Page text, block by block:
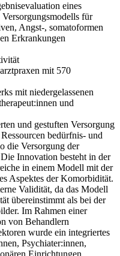
eines
für
Angst-, somatoformen
Erkrankungen
mit 570
mit niedergelassenen
und
und gestuften Versorgung
bedürfnis- und
die Versorgung der
Innovation besteht in der
in einem Modell mit der
Aspektes der Komorbidität.
Validität, da das Modell
übereinstimmt als bei der
Im Rahmen einer
von Behandlern
wurde ein integriertes
Psychiater:innen,